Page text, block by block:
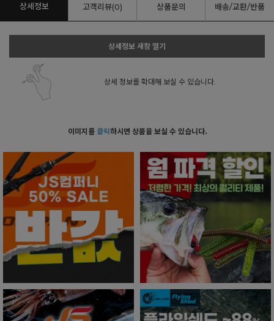
상세정보 고객리뷰(0) 상품문의 배송/교환/반품
상세정보 새창 열기
상세 정보를 확대해 보실 수 있습니다.
이미지를 클릭하시면 상품을 보실 수 있습니다.